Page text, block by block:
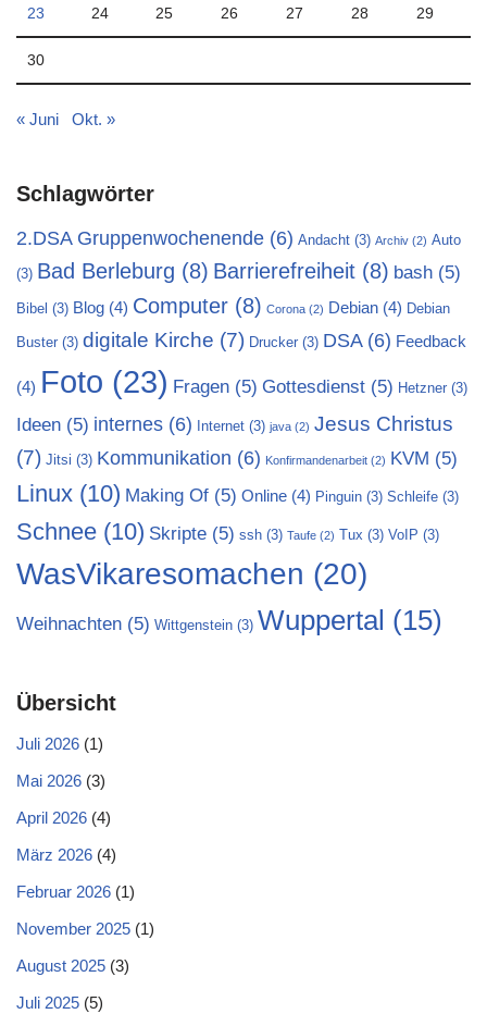
23 24 25 26 27 28 29
30
« Juni Okt. »
Schlagwörter
2.DSA Gruppenwochenende (6) Andacht (3) Archiv (2) Auto
(3) Bad Berleburg (8) Barrierefreiheit (8) bash (5)
Bibel (3) Blog (4) Computer (8) Corona (2) Debian (4) Debian
Buster (3) digitale Kirche (7) Drucker (3) DSA(6) Feedback
(4) Foto (23) Fragen (5) Gottesdienst (5) Hetzner (3)
Ideen (5) internes (6) Internet (3) java (2) Jesus Christus
(7) Jitsi (3) Kommunikation (6) Konfirmandenarbeit (2) KVM (5)
Linux (10) Making Of (5) Online (4) Pinguin (3) Schleife (3)
Schnee (10) Skripte (5) ssh (3) Taufe (2) Tux (3) VoIP (3)
WasVikaresomachen (20)
Weihnachten (5) Wittgenstein (3) Wuppertal (15)
Übersicht
Juli 2026 (1)
Mai 2026 (3)
April 2026 (4)
März 2026 (4)
Februar 2026 (1)
November 2025 (1)
August 2025 (3)
Juli 2025 (5)